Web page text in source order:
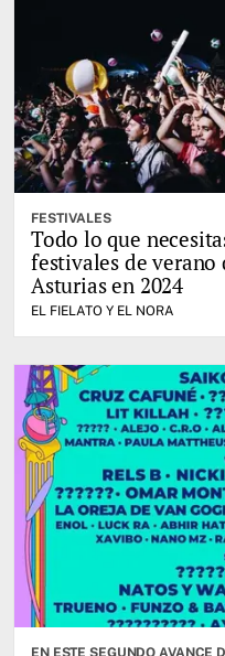
FESTIVALES
Todo lo que
festivales de verano
Asturias en 2024
EL FIELATO Y EL NORA